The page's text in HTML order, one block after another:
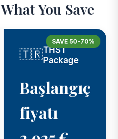
You Save
SAVE 50-70%
🇹🇷THST
Package
Başlangıç
fiyatı